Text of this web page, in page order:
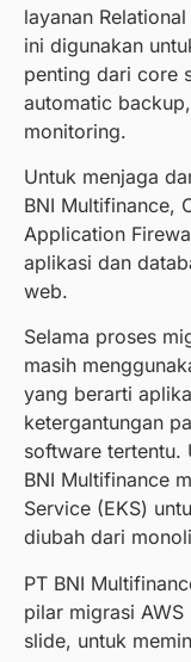
layanan
ini digunakan
penting dari core
automatic
monitoring.
Untuk menjaga
BNI Multifinance,
Application
aplikasi dan
web.
Selama proses
masih
yang berarti
ketergantungan
software tertentu.
BNI Multifinance
Service (EKS)
diubah dari
PT BNI
pilar migrasi
slide, untuk